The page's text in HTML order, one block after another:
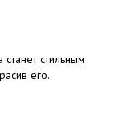
стильным
его.